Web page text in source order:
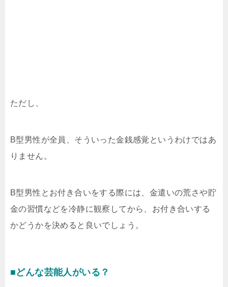
ただし、
B型男性が全員、そういった金銭感覚というわけではあ
りません。
B型男性とお付き合いをする際には、金遣いの荒さや貯
金の習慣などを冷静に観察してから、お付き合いする
かどうかを決めると良いでしょう。
■どんな芸能人がいる？